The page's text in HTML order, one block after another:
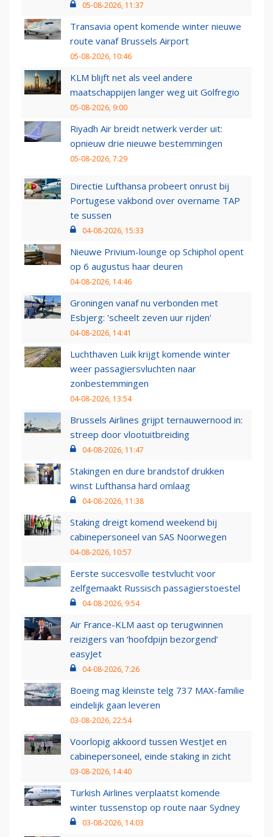
05-08-2026, 11:37
Transavia opent komende winter nieuwe
route vanaf Brussels Airport
05-08-2026, 10:46
KLM blijft net als veel andere
maatschappijen langer weg uit Golfregio
05-08-2026, 9:00
Riyadh Air breidt netwerk verder uit:
opnieuw drie nieuwe bestemmingen
05-08-2026, 7:29
Directie Lufthansa probeert onrust bij
Portugese vakbond over overname TAP
te sussen
04-08-2026, 15:33
Nieuwe Privium-lounge op Schiphol opent
op 6 augustus haar deuren
04-08-2026, 14:46
Groningen vanaf nu verbonden met
Esbjerg: 'scheelt zeven uur rijden'
04-08-2026, 14:41
Luchthaven Luik krijgt komende winter
weer passagiersvluchten naar
zonbestemmingen
04-08-2026, 13:54
Brussels Airlines grijpt ternauwernood in:
streep door vlootuitbreiding
04-08-2026, 11:47
Stakingen en dure brandstof drukken
winst Lufthansa hard omlaag
04-08-2026, 11:38
Staking dreigt komend weekend bij
cabinepersoneel van SAS Noorwegen
04-08-2026, 10:57
Eerste succesvolle testvlucht voor
zelfgemaakt Russisch passagierstoestel
04-08-2026, 9:54
Air France-KLM aast op terugwinnen
reizigers van ‘hoofdpijn bezorgend’
easyJet
04-08-2026, 7:26
Boeing mag kleinste telg 737 MAX-familie
eindelijk gaan leveren
03-08-2026, 22:54
Voorlopig akkoord tussen WestJet en
cabinepersoneel, einde staking in zicht
03-08-2026, 14:40
Turkish Airlines verplaatst komende
winter tussenstop op route naar Sydney
03-08-2026, 14:03